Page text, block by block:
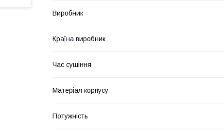
Виробник
Країна виробник
Час сушіння
Матеріал корпусу
Потужність